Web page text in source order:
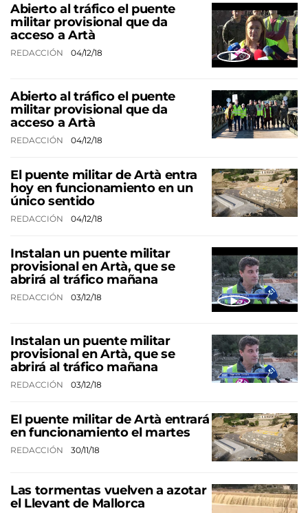
Abierto al tráfico el puente
militar provisional que da
acceso a Artà
REDACCIÓN 04/12/18
Abierto al tráfico el puente
militar provisional que da
acceso a Artà
REDACCIÓN 04/12/18
El puente militar de Artà entra
hoy en funcionamiento en un
único sentido
REDACCIÓN 04/12/18
Instalan un puente militar
provisional en Artà, que se
abrirá al tráfico mañana
REDACCIÓN 03/12/18
Instalan un puente militar
provisional en Artà, que se
abrirá al tráfico mañana
REDACCIÓN 03/12/18
El puente militar de Artà entrará
en funcionamiento el martes
REDACCIÓN 30/11/18
Las tormentas vuelven a azotar
el Llevant de Mallorca